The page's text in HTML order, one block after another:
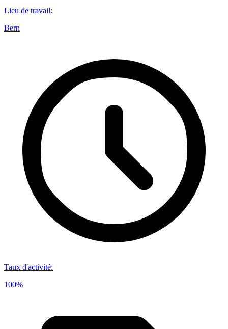
Lieu de travail:
Bern
Taux d'activité:
100%